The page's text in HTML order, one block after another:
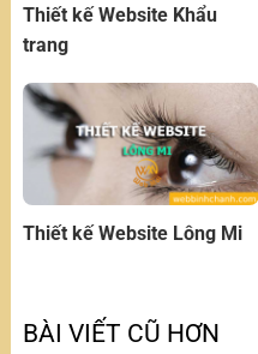
Thiết kế Website Khẩu
trang
Thiết kế Website Lông Mi
BÀI VIẾT CŨ HƠN